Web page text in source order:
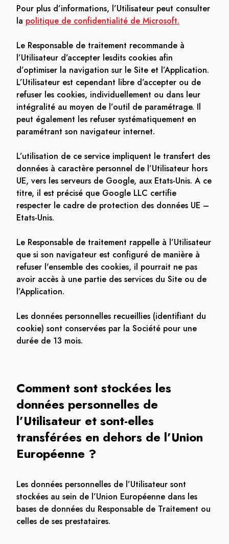
Pour plus d’informations, l’Utilisateur peut consulter
la politique de confidentialité de Microsoft.
Le Responsable de traitement recommande à
l’Utilisateur d’accepter lesdits cookies afin
d’optimiser la navigation sur le Site et l’Application.
L’Utilisateur est cependant libre d’accepter ou de
refuser les cookies, individuellement ou dans leur
intégralité au moyen de l’outil de paramétrage. Il
peut également les refuser systématiquement en
paramétrant son navigateur internet.
L’utilisation de ce service impliquent le transfert des
données à caractère personnel de l’Utilisateur hors
UE, vers les serveurs de Google, aux Etats-Unis. A ce
titre, il est précisé que Google LLC certifie
respecter le cadre de protection des données UE –
Etats-Unis.
Le Responsable de traitement rappelle à l’Utilisateur
que si son navigateur est configuré de manière à
refuser l'ensemble des cookies, il pourrait ne pas
avoir accès à une partie des services du Site ou de
l’Application.
Les données personnelles recueillies (identifiant du
cookie) sont conservées par la Société pour une
durée de 13 mois.
Comment sont stockées les
données personnelles de
l’Utilisateur et sont-elles
transférées en dehors de l’Union
Européenne ?
Les données personnelles de l’Utilisateur sont
stockées au sein de l’Union Européenne dans les
bases de données du Responsable de Traitement ou
celles de ses prestataires.